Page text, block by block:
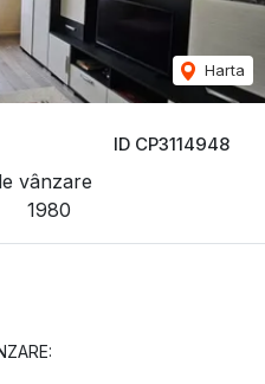
ID CP3114948
vânzare
1980
Harta